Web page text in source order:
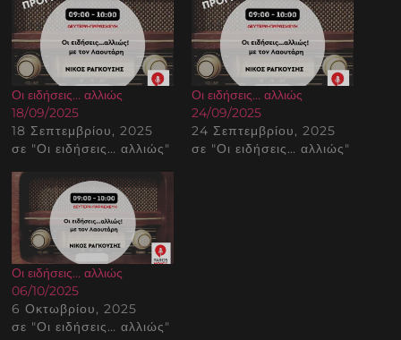
Οι ειδήσεις… αλλιώς
18/09/2025
18 Σεπτεμβρίου, 2025
σε "Οι ειδήσεις… αλλιώς"
Οι ειδήσεις… αλλιώς
24/09/2025
24 Σεπτεμβρίου, 2025
σε "Οι ειδήσεις… αλλιώς"
Οι ειδήσεις… αλλιώς
06/10/2025
6 Οκτωβρίου, 2025
σε "Οι ειδήσεις… αλλιώς"